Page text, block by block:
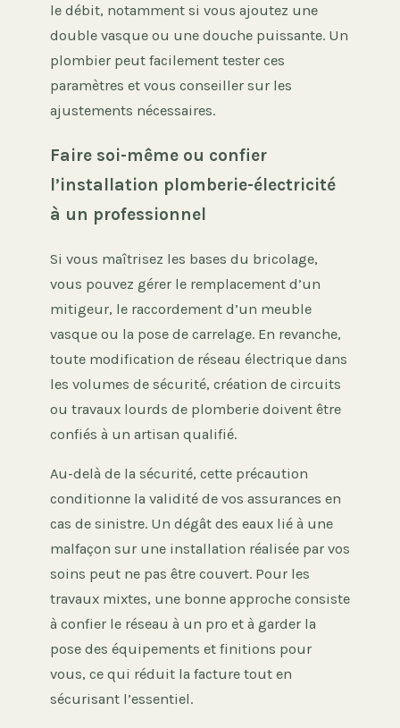
le débit, notamment si vous ajoutez une
double vasque ou une douche puissante. Un
plombier peut facilement tester ces
paramètres et vous conseiller sur les
ajustements nécessaires.
Faire soi-même ou confier
l’installation plomberie-électricité
à un professionnel
Si vous maîtrisez les bases du bricolage,
vous pouvez gérer le remplacement d’un
mitigeur, le raccordement d’un meuble
vasque ou la pose de carrelage. En revanche,
toute modification de réseau électrique dans
les volumes de sécurité, création de circuits
ou travaux lourds de plomberie doivent être
confiés à un artisan qualifié.
Au-delà de la sécurité, cette précaution
conditionne la validité de vos assurances en
cas de sinistre. Un dégât des eaux lié à une
malfaçon sur une installation réalisée par vos
soins peut ne pas être couvert. Pour les
travaux mixtes, une bonne approche consiste
à confier le réseau à un pro et à garder la
pose des équipements et finitions pour
vous, ce qui réduit la facture tout en
sécurisant l’essentiel.